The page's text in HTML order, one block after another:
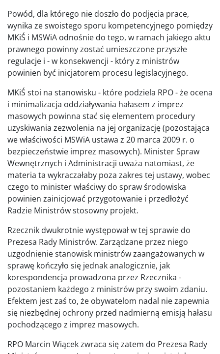
Powód, dla którego nie doszło do podjęcia prace,
wynika ze swoistego sporu kompetencyjnego pomiędzy
MKiŚ i MSWiA odnośnie do tego, w ramach jakiego aktu
prawnego powinny zostać umieszczone przyszłe
regulacje i - w konsekwencji - który z ministrów
powinien być inicjatorem procesu legislacyjnego.
MKiŚ stoi na stanowisku - które podziela RPO - że ocena
i minimalizacja oddziaływania hałasem z imprez
masowych powinna stać się elementem procedury
uzyskiwania zezwolenia na jej organizację (pozostająca
we właściwości MSWiA ustawa z 20 marca 2009 r. o
bezpieczeństwie imprez masowych). Minister Spraw
Wewnętrznych i Administracji uważa natomiast, że
materia ta wykraczałaby poza zakres tej ustawy, wobec
czego to minister właściwy do spraw środowiska
powinien zainicjować przygotowanie i przedłożyć
Radzie Ministrów stosowny projekt.
Rzecznik dwukrotnie występował w tej sprawie do
Prezesa Rady Ministrów. Zarządzane przez niego
uzgodnienie stanowisk ministrów zaangażowanych w
sprawę kończyło się jednak analogicznie, jak
korespondencja prowadzona przez Rzecznika -
pozostaniem każdego z ministrów przy swoim zdaniu.
Efektem jest zaś to, że obywatelom nadal nie zapewnia
się niezbędnej ochrony przed nadmierną emisją hałasu
pochodzącego z imprez masowych.
RPO Marcin Wiącek zwraca się zatem do Prezesa Rady